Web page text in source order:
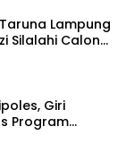
Lampung
Silalahi Calon
Giri
Program